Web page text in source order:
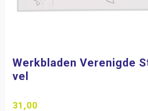
Werkbladen Verenigde
vel
31,00